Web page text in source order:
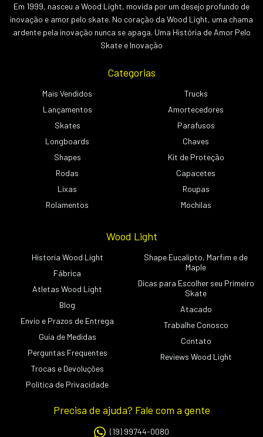
Em 1999, nasceu a Wood Light, movida por um desejo profundo de
inovação e amor pelo skate. No coração da Wood Light, uma chama
ardente pela inovação nunca se apaga. Uma História de Amor Pelo
Skate e Inovação
Categorias
Mais Vendidos
Lançamentos
Skates
Longboards
Shapes
Rodas
Lixas
Rolamentos
Trucks
Amortecedores
Parafusos
Chaves
Kit de Proteção
Capacetes
Roupas
Mochilas
Wood Light
Historia Wood Light
Fábrica
Atletas Wood Light
Blog
Envio e Prazos de Entrega
Guia de Medidas
Perguntas Frequentes
Trocas e Devoluções
Política de Privacidade
Shape Eucalipto, Marfim e de
Maple
Dicas para Escolher seu Primeiro
Skate
Atacado
Trabalhe Conosco
Contato
Reviews Wood Light
Precisa de ajuda? Fale com a gente
(19) 99744-0080